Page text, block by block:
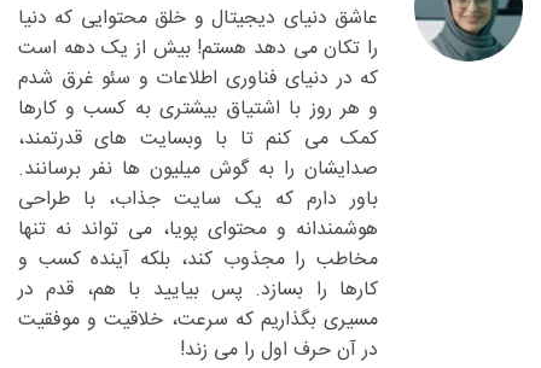
عاشق دنیای دیجیتال و خلق محتوایی که دنیا
را تکان می دهد هستم! بیش از یک دهه است
که در دنیای فناوری اطلاعات و سئو غرق شدم
و هر روز با اشتیاق بیشتری به کسب و کارها
کمک می کنم تا با وبسایت های قدرتمند،
صدایشان را به گوش میلیون ها نفر برسانند.
باور دارم که یک سایت جذاب، با طراحی
هوشمندانه و محتوای پویا، می تواند نه تنها
مخاطب را مجذوب کند، بلکه آینده کسب و
کارها را بسازد. پس بیایید با هم، قدم در
مسیری بگذاریم که سرعت، خلاقیت و موفقیت
در آن حرف اول را می زند!